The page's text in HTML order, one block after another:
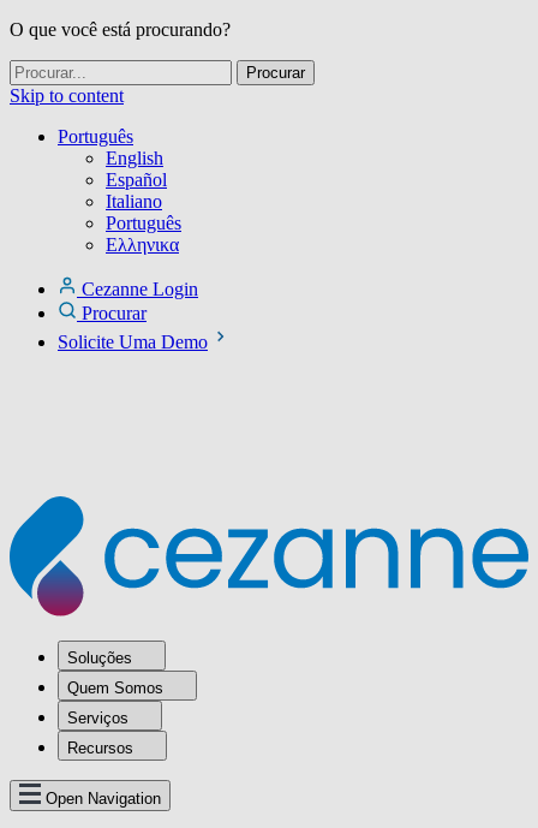
O que você está procurando?
Skip to content
Português
English
Español
Italiano
Português
Ελληνικα
Cezanne Login
Procurar
Solicite Uma Demo
Soluções
Quem Somos
Serviços
Recursos
Open Navigation